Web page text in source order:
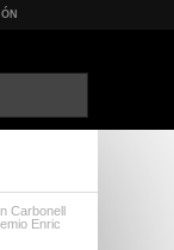
Carbonell
Enric